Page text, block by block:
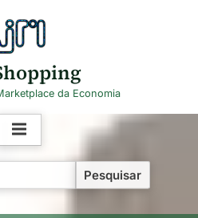
da Economia